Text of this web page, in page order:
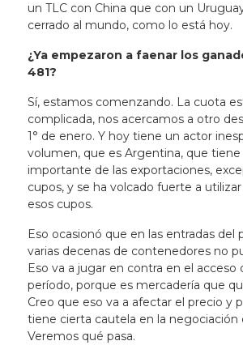
un TLC con China que con un
cerrado al mundo, como lo está hoy.
¿Ya empezaron a faenar los
481?
Sí, estamos comenzando. La cuota
complicada, nos acercamos a otro
1° de enero. Y hoy tiene un actor
volumen, que es Argentina, que
importante de las exportaciones,
cupos, y se ha volcado fuerte a
esos cupos.
Eso ocasionó que en las entradas del
varias decenas de contenedores no
Eso va a jugar en contra en el acceso
período, porque es mercadería que
Creo que eso va a afectar el precio y
tiene cierta cautela en la negociación
Veremos qué pasa.